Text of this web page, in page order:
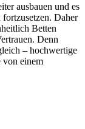
ausbauen und es
fortzusetzen. Daher
Betten
Denn
– hochwertige
von einem